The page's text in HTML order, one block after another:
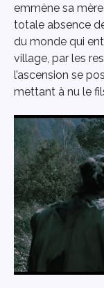
emmène sa
totale absence
du monde qui
village, par les
l’ascension se
mettant à nu le